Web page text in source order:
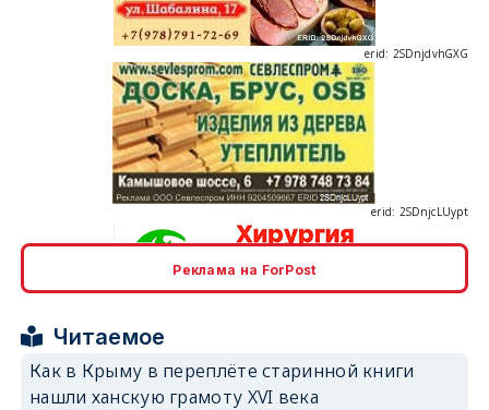
erid: 2SDnjcrDNw6
Реклама на ForPost
Читаемое
Как в Крыму в переплёте старинной книги
нашли ханскую грамоту XVI века